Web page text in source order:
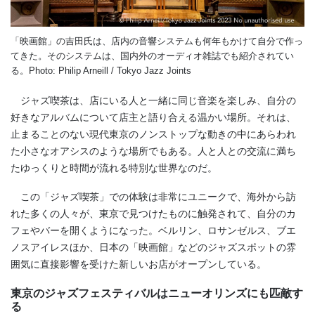
「映画館」の吉田氏は、店内の音響システムも何年もかけて自分で作っ
てきた。そのシステムは、国内外のオーディオ雑誌でも紹介されてい
る。Photo: Philip Arneill / Tokyo Jazz Joints
ジャズ喫茶は、店にいる人と一緒に同じ音楽を楽しみ、自分の
好きなアルバムについて店主と語り合える温かい場所。それは、
止まることのない現代東京のノンストップな動きの中にあらわれ
た小さなオアシスのような場所でもある。人と人との交流に満ち
たゆっくりと時間が流れる特別な世界なのだ。
この「ジャズ喫茶」での体験は非常にユニークで、海外から訪
れた多くの人々が、東京で見つけたものに触発されて、自分のカ
フェやバーを開くようになった。ベルリン、ロサンゼルス、ブエ
ノスアイレスほか、日本の「映画館」などのジャズスポットの雰
囲気に直接影響を受けた新しいお店がオープンしている。
東京のジャズフェスティバルはニューオリンズにも匹敵す
る